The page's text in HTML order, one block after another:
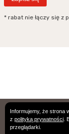
* rabat nie łączy się z
Podane ceny są
Informujemy, że strona
z polityką prywatności .
przeglądarki.